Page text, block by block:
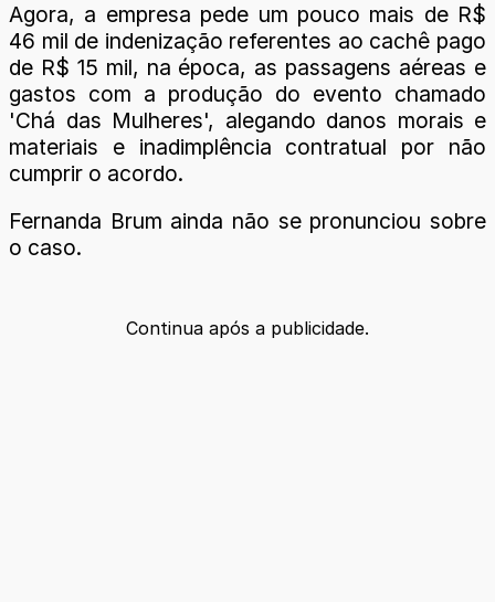
Agora, a empresa pede um pouco mais de R$
46 mil de indenização referentes ao cachê pago
de R$ 15 mil, na época, as passagens aéreas e
gastos com a produção do evento chamado
'Chá das Mulheres', alegando danos morais e
materiais e inadimplência contratual por não
cumprir o acordo.
Fernanda Brum ainda não se pronunciou sobre
o caso.
Continua após a publicidade.